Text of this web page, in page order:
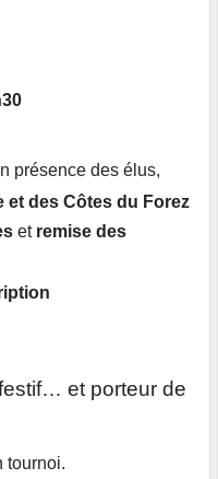
présence des élus,
et des Côtes du Forez
et remise des
et porteur de
tournoi.